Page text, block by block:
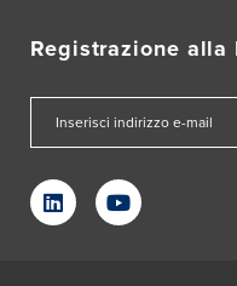
Registrazione alla